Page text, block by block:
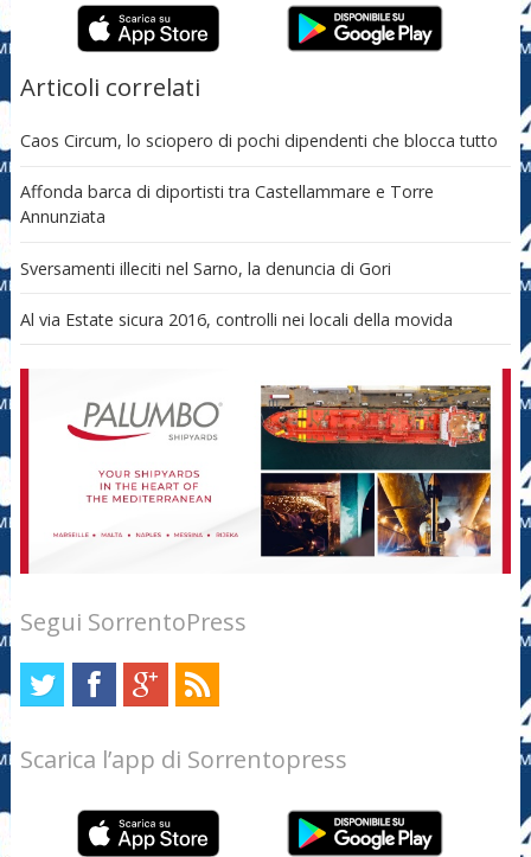
Articoli correlati
Caos Circum, lo sciopero di pochi dipendenti che blocca tutto
Affonda barca di diportisti tra Castellammare e Torre
Annunziata
Sversamenti illeciti nel Sarno, la denuncia di Gori
Al via Estate sicura 2016, controlli nei locali della movida
Segui SorrentoPress
Scarica l’app di Sorrentopress